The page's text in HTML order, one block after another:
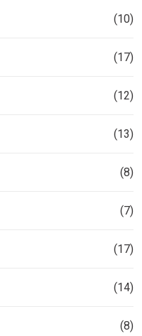
(10)
(17)
(12)
(13)
(8)
(7)
(17)
(14)
(8)